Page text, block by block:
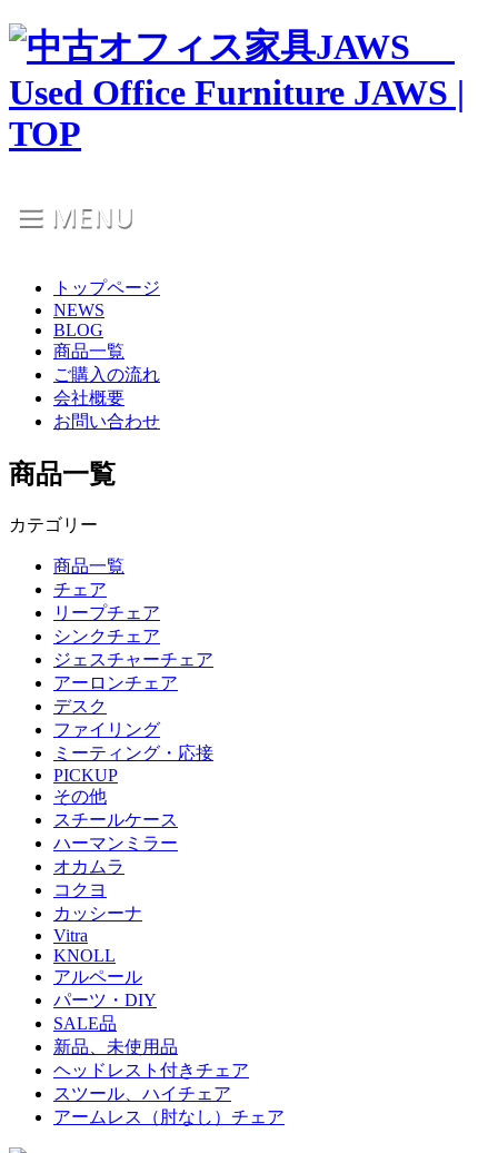
トップページ
NEWS
BLOG
商品一覧
ご購入の流れ
会社概要
お問い合わせ
商品一覧
カテゴリー
商品一覧
チェア
リープチェア
シンクチェア
ジェスチャーチェア
アーロンチェア
デスク
ファイリング
ミーティング・応接
PICKUP
その他
スチールケース
ハーマンミラー
オカムラ
コクヨ
カッシーナ
Vitra
KNOLL
アルペール
パーツ・DIY
SALE品
新品、未使用品
ヘッドレスト付きチェア
スツール、ハイチェア
アームレス（肘なし）チェア